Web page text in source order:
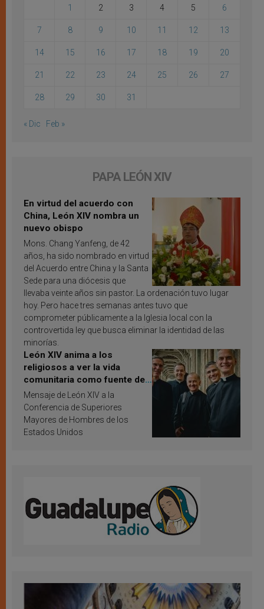
1 2 3 4 5 6
7 8 9 10 11 12 13
14 15 16 17 18 19 20
21 22 23 24 25 26 27
28 29 30 31
« Dic Feb »
PAPA LEÓN XIV
En virtud del acuerdo con
China, León XIV nombra un
nuevo obispo
Mons. Chang Yanfeng, de 42
años, ha sido nombrado en virtud
del Acuerdo entre China y la Santa
Sede para una diócesis que
llevaba veinte años sin pastor. La ordenación tuvo lugar
hoy. Pero hace tres semanas antes tuvo que
comprometer públicamente a la Iglesia local con la
controvertida ley que busca eliminar la identidad de las
minorías.
León XIV anima a los
religiosos a ver la vida
comunitaria como fuente de
inspiración y santificación
Mensaje de León XIV a la
Conferencia de Superiores
Mayores de Hombres de los
Estados Unidos